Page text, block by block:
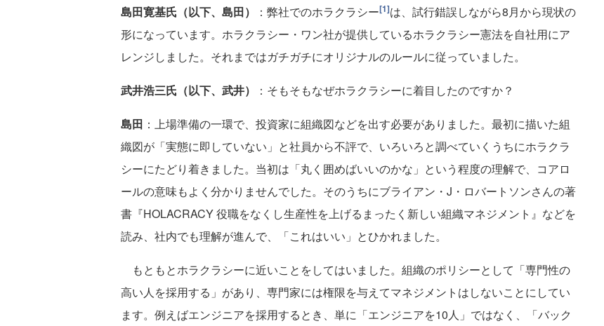
島田寛基氏（以下、島田） ：弊社でのホラクラシー[1]は、試行錯誤しながら8月から現状の
形になっています。ホラクラシー・ワン社が提供しているホラクラシー憲法を自社用にア
レンジしました。それまではガチガチにオリジナルのルールに従っていました。
武井浩三氏（以下、武井） ：そもそもなぜホラクラシーに着目したのですか？
島田 ：上場準備の一環で、投資家に組織図などを出す必要がありました。最初に描いた組
織図が「実態に即していない」と社員から不評で、いろいろと調べていくうちにホラクラ
シーにたどり着きました。当初は「丸く囲めばいいのかな」という程度の理解で、コアロ
ールの意味もよく分かりませんでした。そのうちにブライアン・J・ロバートソンさんの著
書『HOLACRACY 役職をなくし生産性を上げるまったく新しい組織マネジメント』などを
読み、社内でも理解が進んで、「これはいい」とひかれました。
もともとホラクラシーに近いことをしてはいました。組織のポリシーとして「専門性の
高い人を採用する」があり、専門家には権限を与えてマネジメントはしないことにしてい
ます。例えばエンジニアを採用するとき、単に「エンジニアを10人」ではなく、「バック